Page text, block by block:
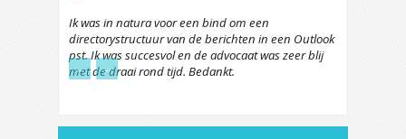
Ik was in natura voor een bind om een
directorystructuur van de berichten in een Outlook
pst. Ik was succesvol en de advocaat was zeer blij
met de draai rond tijd. Bedankt.
← →